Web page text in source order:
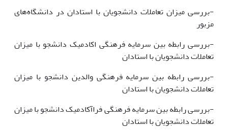
-بررسی میزان تعاملات دانشجویان با استادان در دانشگاه‌های
مزبور
-بررسی رابطه بین سرمایه فرهنگی اکادمیک دانشجو با میزان
تعاملات دانشجویان با استادان
-بررسی رابطه بین سرمایه فرهنگی والدین دانشجو با میزان
تعاملات دانشجویان با استادان
-بررسی رابطه بین سرمایه فرهنگی فراآکادمیک دانشجو با میزان
تعاملات دانشجویان با استادان